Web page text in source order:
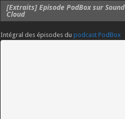
[Extraits] Episode PodBox sur Sound
Cloud
Intégral des épisodes du podcast PodBox